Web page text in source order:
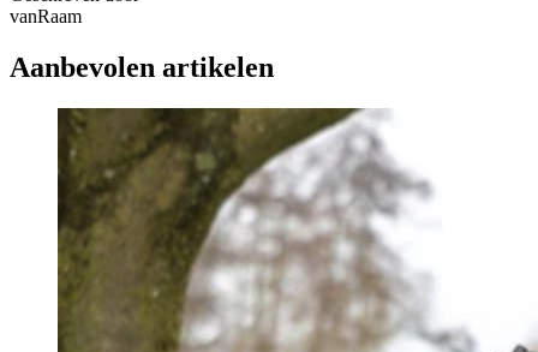
vanRaam
Aanbevolen artikelen